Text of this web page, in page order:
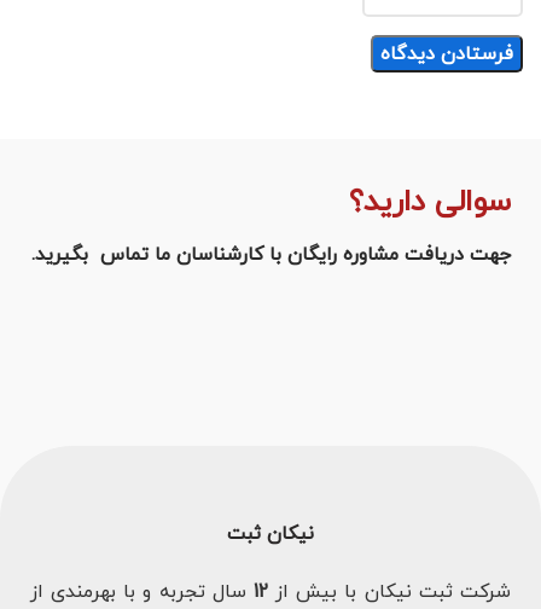
سوالی دارید؟
جهت دریافت مشاوره رایگان با کارشناسان ما تماس بگیرید.
نیکان ثبت
شرکت ثبت نیکان با بیش از 12 سال تجربه و با بهرمندی از